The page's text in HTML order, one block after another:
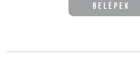
Belépek